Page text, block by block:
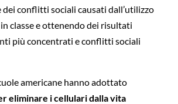
dei conflitti sociali causati dall’utilizzo
classe e ottenendo dei risultati
più concentrati e conflitti sociali
americane hanno adottato
eliminare i cellulari dalla vita